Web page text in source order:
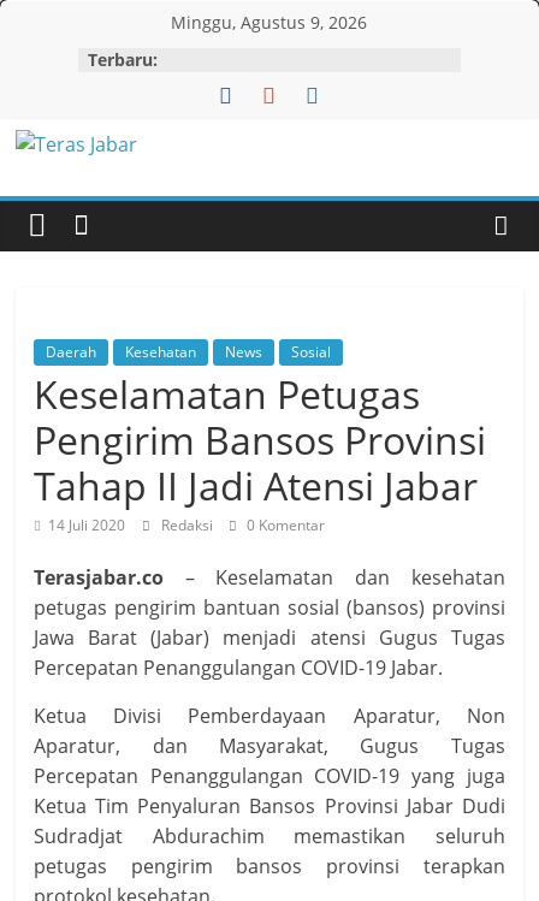
Skip
Minggu, Agustus 9, 2026
Terbaru:
Teras
Jabar
Daerah Kesehatan News Sosial
Keselamatan Petugas
Pengirim Bansos Provinsi
Tahap II Jadi Atensi Jabar
14 Juli 2020 Redaksi 0 Komentar
Terasjabar.co – Keselamatan dan kesehatan
petugas pengirim bantuan sosial (bansos) provinsi
Jawa Barat (Jabar) menjadi atensi Gugus Tugas
Percepatan Penanggulangan COVID-19 Jabar.
Ketua Divisi Pemberdayaan Aparatur, Non
Aparatur, dan Masyarakat, Gugus Tugas
Percepatan Penanggulangan COVID-19 yang juga
Ketua Tim Penyaluran Bansos Provinsi Jabar Dudi
Sudradjat Abdurachim memastikan seluruh
petugas pengirim bansos provinsi terapkan